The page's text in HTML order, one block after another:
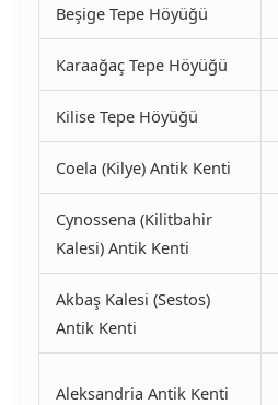
Beşige Tepe Höyüğü
Karaağaç Tepe Höyüğü
Kilise Tepe Höyüğü
Coela (Kilye) Antik Kenti
Cynossena (Kilitbahir
Kalesi) Antik Kenti
Akbaş Kalesi (Sestos)
Antik Kenti
Aleksandria Antik Kenti